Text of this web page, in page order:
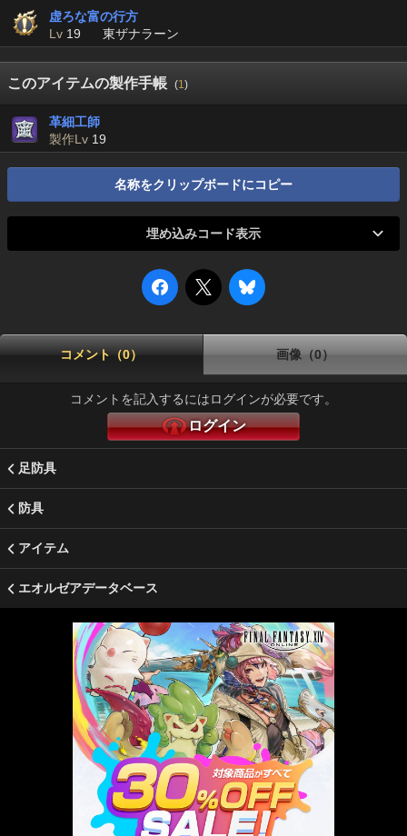
虚ろな富の行方
Lv 19 東ザナラーン
このアイテムの製作手帳 (1)
革細工師
製作Lv 19
名称をクリップボードにコピー
埋め込みコード表示
コメント（0） 画像（0）
コメントを記入するにはログインが必要です。
ログイン
足防具
防具
アイテム
エオルゼアデータベース